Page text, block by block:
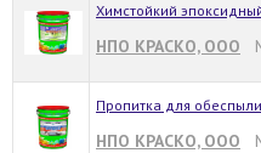
Химстойкий
НПО КРАСКО, ООО
Пропитка для
НПО КРАСКО, ООО